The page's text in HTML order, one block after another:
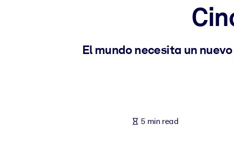
For Corporate LibrariesEl mundo necesita un
5 min read